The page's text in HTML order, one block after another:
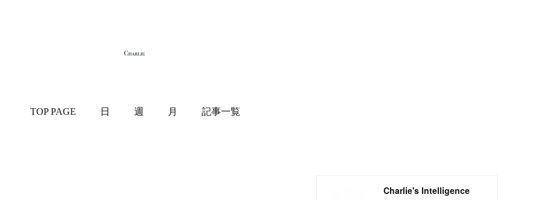
TOP PAGE 日 週 月 記事一覧
Charlie's Intelligence